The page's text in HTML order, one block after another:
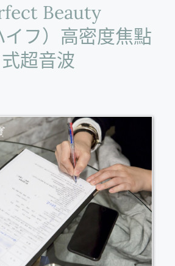
Beauty
フ）高密度焦點
式超音波